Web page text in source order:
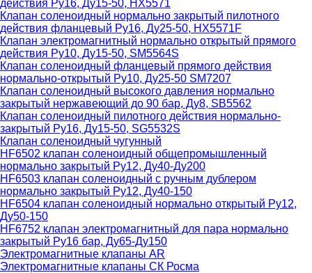
действия Ру16, Ду15-50, HX5571
Клапан соленоидный нормально закрытый пилотного
действия фланцевый Ру16, Ду25-50, HX5571F
Клапан электромагнитный нормально открытый прямого
действия Ру10, Ду15-50, SM5564S
Клапан соленоидный фланцевый прямого действия
нормально-открытый Ру10, Ду25-50 SM7207
Клапан соленоидный высокого давления нормально
закрытый нержавеющий до 90 бар, Ду8, SB5562
Клапан соленоидный пилотного действия нормально-
закрытый Ру16, Ду15-50, SG5532S
Клапан соленоидный чугунный
HF6502 клапан соленоидный общепромышленный
нормально закрытый Ру12, Ду40-Ду200
HF6503 клапан соленоидный с ручным дублером
нормально закрытый Ру12, Ду40-150
HF6504 клапан соленоидный нормально открытый Ру12,
Ду50-150
HF6752 клапан электромагнитный для пара нормально
закрытый Ру16 бар, Ду65-Ду150
Электромагнитные клапаны AR
Электромагнитные клапаны СК Росма